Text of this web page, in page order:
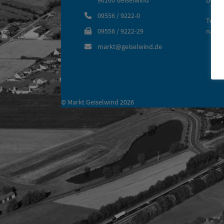
09556 / 9222-0
09556 / 9222-29
markt@geiselwind.de
nach
© Markt Geiselwind 2026